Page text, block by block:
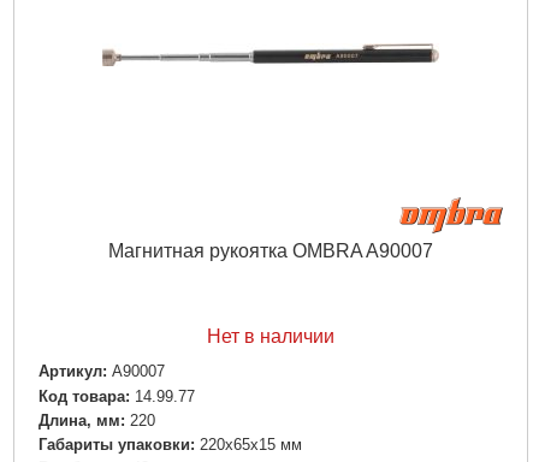
Магнитная рукоятка OMBRA A90007
Нет в наличии
Артикул: A90007
Код товара: 14.99.77
Длина, мм: 220
Габариты упаковки: 220x65x15 мм